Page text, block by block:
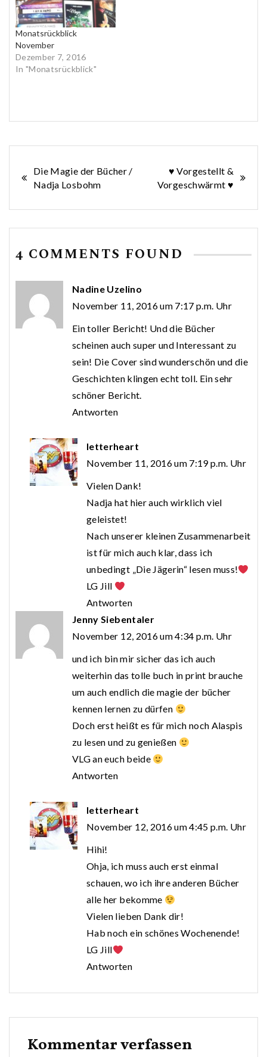
Monatsrückblick
November
Dezember 7, 2016
In "Monatsrückblick"
Beitragsnavigation
Die Magie der Bücher /
Nadja Losbohm
♥ Vorgestellt &
Vorgeschwärmt ♥
4 COMMENTS FOUND
Nadine Uzelino
November 11, 2016 um 7:17 p.m. Uhr
Ein toller Bericht! Und die Bücher
scheinen auch super und Interessant zu
sein! Die Cover sind wunderschön und die
Geschichten klingen echt toll. Ein sehr
schöner Bericht.
Antworten
letterheart
November 11, 2016 um 7:19 p.m. Uhr
Vielen Dank!
Nadja hat hier auch wirklich viel
geleistet!
Nach unserer kleinen Zusammenarbeit
ist für mich auch klar, dass ich
unbedingt „Die Jägerin“ lesen muss!
LG Jill
Antworten
Jenny Siebentaler
November 12, 2016 um 4:34 p.m. Uhr
und ich bin mir sicher das ich auch
weiterhin das tolle buch in print brauche
um auch endlich die magie der bücher
kennen lernen zu dürfen
Doch erst heißt es für mich noch Alaspis
zu lesen und zu genießen
VLG an euch beide
Antworten
letterheart
November 12, 2016 um 4:45 p.m. Uhr
Hihi!
Ohja, ich muss auch erst einmal
schauen, wo ich ihre anderen Bücher
alle her bekomme
Vielen lieben Dank dir!
Hab noch ein schönes Wochenende!
LG Jill
Antworten
Kommentar verfassen